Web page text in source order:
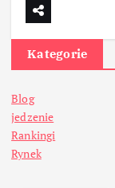
Kategorie
Blog
jedzenie
Rankingi
Rynek